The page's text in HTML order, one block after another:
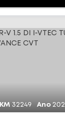
KM 32249 Ano